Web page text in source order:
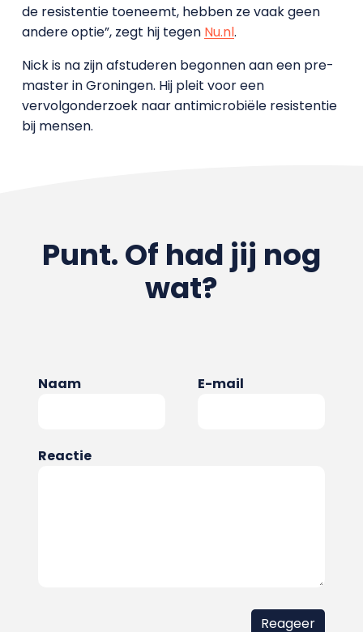
de resistentie toeneemt, hebben ze vaak geen
andere optie”, zegt hij tegen Nu.nl.
Nick is na zijn afstuderen begonnen aan een pre-
master in Groningen. Hij pleit voor een
vervolgonderzoek naar antimicrobiële resistentie
bij mensen.
Punt. Of had jij nog
wat?
Naam E-mail
Reactie